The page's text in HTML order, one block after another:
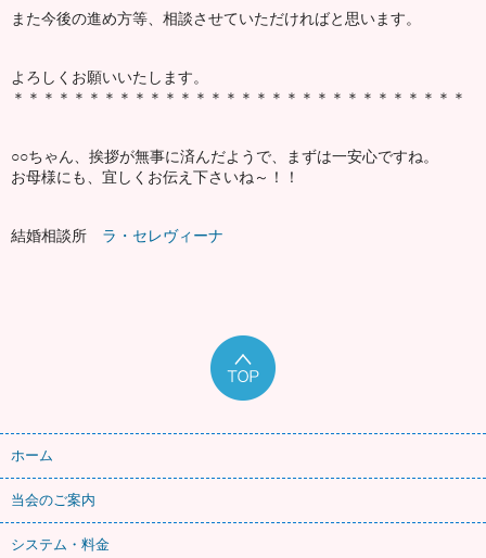
また今後の進め方等、相談させていただければと思います。
よろしくお願いいたします。
＊＊＊＊＊＊＊＊＊＊＊＊＊＊＊＊＊＊＊＊＊＊＊＊＊＊＊＊＊＊
○○ちゃん、挨拶が無事に済んだようで、まずは一安心ですね。
お母様にも、宜しくお伝え下さいね～！！
結婚相談所 ラ・セレヴィーナ
ホーム
当会のご案内
システム・料金